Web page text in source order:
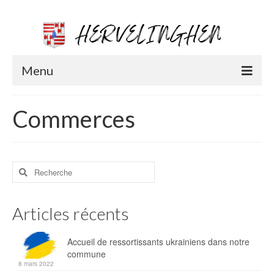
Menu
Coordonnées et permanence
Les élus
Urbanisme
Commerces
Rechercher
:
Articles récents
Accueil de ressortissants ukrainiens dans notre
commune
8 mars 2022